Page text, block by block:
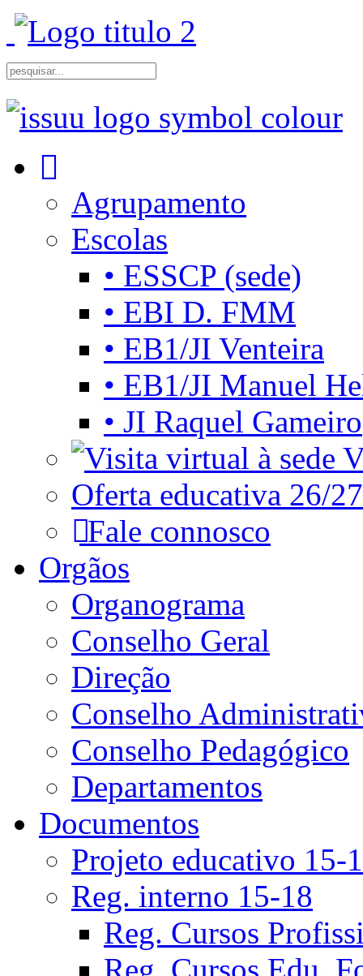
Agrupamento
Escolas
• ESSCP (sede)
• EBI D. FMM
• EB1/JI Venteira
• EB1/JI Manuel
• JI Raquel Gameiro
Oferta educativa 26/27
Fale connosco
Orgãos
Organograma
Conselho Geral
Direção
Conselho
Conselho Pedagógico
Departamentos
Documentos
Projeto educativo 15-
Reg. interno 15-18
Reg. Cursos